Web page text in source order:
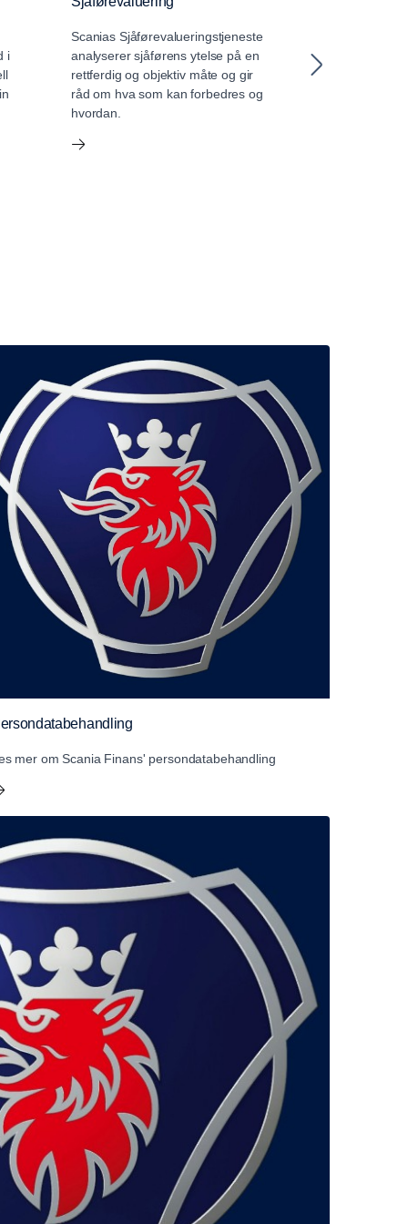
i
Scanias Sjåførevalueringstjeneste
analyserer sjåførens ytelse på en
rettferdig og objektiv måte og gir
råd om hva som kan forbedres og
hvordan.
mer om Scania Finans' persondatabehandling